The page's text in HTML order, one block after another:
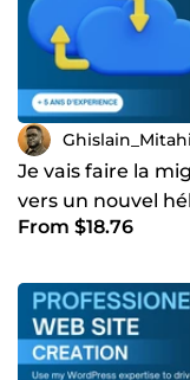
Ghislain_Mitahi
Je vais faire la
vers un nouvel
données garantie
From $18.76